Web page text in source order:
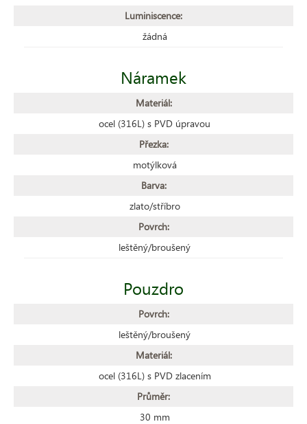
Luminiscence:
žádná
Náramek
Materiál:
ocel (316L) s PVD úpravou
Přezka:
motýlková
Barva:
zlato/stříbro
Povrch:
leštěný/broušený
Pouzdro
Povrch:
leštěný/broušený
Materiál:
ocel (316L) s PVD zlacením
Průměr:
30 mm